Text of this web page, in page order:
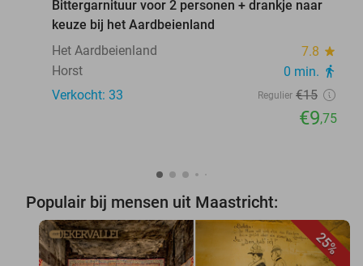
Bittergarnituur voor 2 personen + drankje naar
keuze bij het Aardbeienland
Het Aardbeienland
7.8 star
Horst 0 min. directions_walk
Verkocht: 33 Regulier €15
€9,75
Populair bij mensen uit Maastricht:
25%